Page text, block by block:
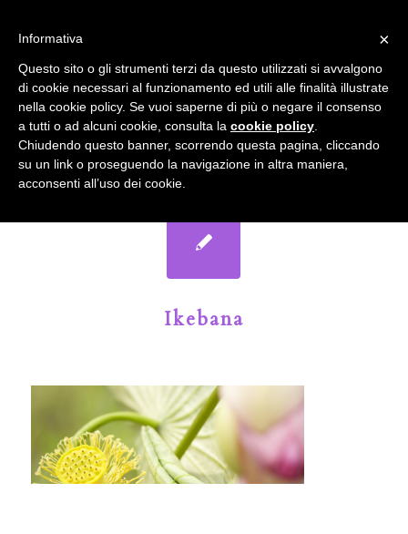
Il Blog del Garden Club di Bologna
Ikebana
accetta l'uso dei cookies previsto nella pagina dedicata.
Fai clic per abilitare/disabilitare il tracciamento di
Google Analytics.
OK Privacy e cookie policy
×
Informativa
Questo sito o gli strumenti terzi da questo utilizzati si avvalgono
di cookie necessari al funzionamento ed utili alle finalità illustrate
nella cookie policy. Se vuoi saperne di più o negare il consenso
a tutti o ad alcuni cookie, consulta la cookie policy
Chiudendo questo banner, scorrendo questa pagina, cliccando
su un link o proseguendo la navigazione in altra maniera,
acconsenti all’uso dei cookie.